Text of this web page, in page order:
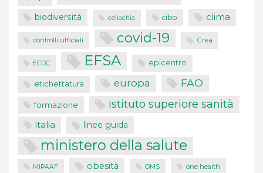
biodiversità celiachia cibo clima
controlli ufficiali covid-19 Crea
ECDC EFSA epicentro
etichettatura europa FAO
formazione istituto superiore sanità
italia linee guida
ministero della salute
MIPAAF obesità OMS one health